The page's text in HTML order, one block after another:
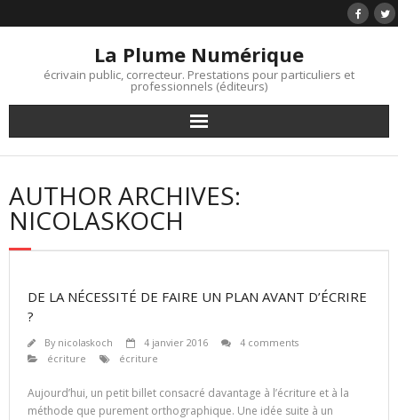
to
La Plume Numérique
écrivain public, correcteur. Prestations pour particuliers et
professionnels (éditeurs)
AUTHOR ARCHIVES:
NICOLASKOCH
DE LA NÉCESSITÉ DE FAIRE UN PLAN AVANT D’ÉCRIRE
?
By nicolaskoch 4 janvier 2016
4 comments
écriture
écriture
Aujourd’hui, un petit billet consacré davantage à l’écriture et à la
méthode que purement orthographique. Une idée suite à un